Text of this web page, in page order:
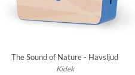
The Sound of Nature - Havsljud
Kidek